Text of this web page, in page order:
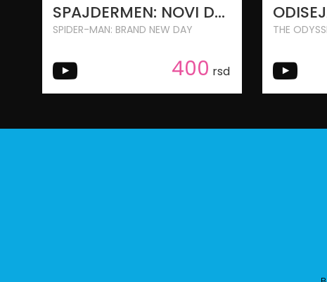
SPAJDERMEN: NOVI DAN
SPIDER-MAN: BRAND NEW DAY
400 rsd
THE